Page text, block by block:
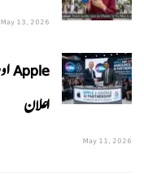
May 13, 2026
اعلان
May 11, 2026